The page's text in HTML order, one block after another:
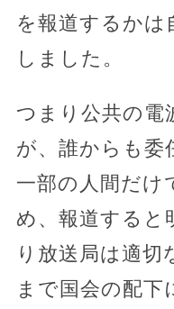
を報道するかは
しました。
つまり公共の電
が、誰からも委
一部の人間だけ
め、報道すると
り放送局は適切
まで国会の配下